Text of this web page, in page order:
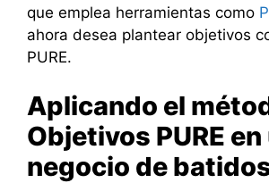
que emplea herramientas como
ahora desea plantear objetivos
PURE.
Aplicando el
Objetivos PURE en
negocio de